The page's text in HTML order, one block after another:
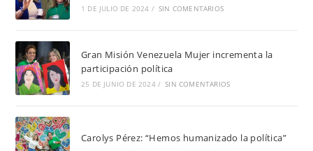
1 DE JULIO DE 2024 / SIN COMENTARIOS
Gran Misión Venezuela Mujer incrementa la
participación política
25 DE JUNIO DE 2024 / SIN COMENTARIOS
Carolys Pérez: “Hemos humanizado la política”